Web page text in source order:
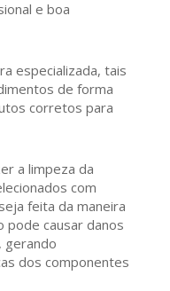
e boa
especializada, tais
de forma
corretos para
a limpeza da
com
feita da maneira
pode causar danos
gerando
dos componentes